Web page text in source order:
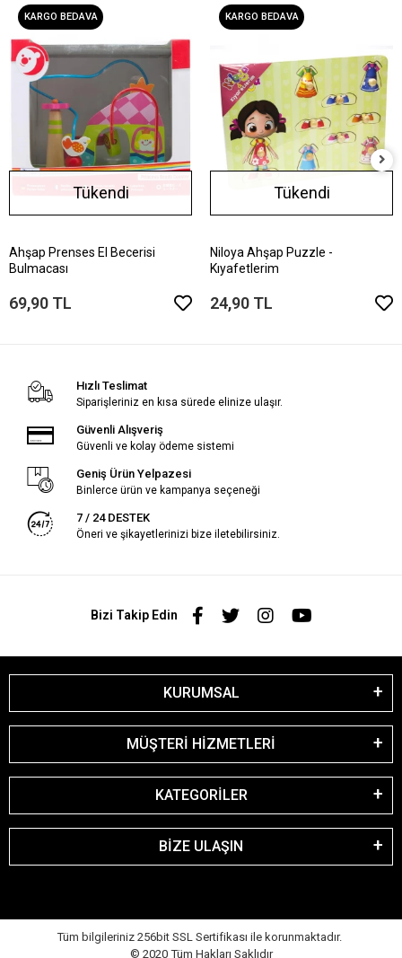
KARGO BEDAVA
Tükendi
Ahşap Prenses El Becerisi
Bulmacası
69,90 TL
KARGO BEDAVA
Tükendi
Niloya Ahşap Puzzle -
Kıyafetlerim
24,90 TL
Hızlı Teslimat
Siparişleriniz en kısa sürede elinize ulaşır.
Güvenli Alışveriş
Güvenli ve kolay ödeme sistemi
Geniş Ürün Yelpazesi
Binlerce ürün ve kampanya seçeneği
7 / 24 DESTEK
Öneri ve şikayetlerinizi bize iletebilirsiniz.
Bizi Takip Edin
KURUMSAL
MÜŞTERİ HİZMETLERİ
KATEGORİLER
BİZE ULAŞIN
Tüm bilgileriniz 256bit SSL Sertifikası ile korunmaktadır.
© 2020 Tüm Hakları Saklıdır